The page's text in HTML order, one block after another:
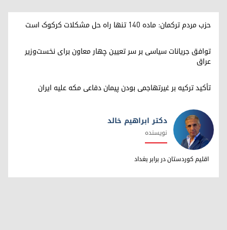
حزب مردم ترکمان: ماده ۱۴۰ تنها راه حل مشکلات کرکوک است
توافق جریانات سیاسی بر سر تعیین چهار معاون برای نخست‌وزیر
عراق
تأکید ترکیه بر غیرتهاجمی بودن پیمان دفاعی مکه علیه ایران
دکتر ابراهیم خالد
دکتر ابراهیم خالد
نویسنده
اقلیم کوردستان در برابر بغداد